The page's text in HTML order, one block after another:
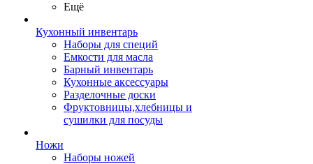
Ещё
Кухонный инвентарь
Наборы для специй
Емкости для масла
Барный инвентарь
Кухонные аксессуары
Разделочные доски
Фруктовницы,хлебницы и
сушилки для посуды
Ножи
Наборы ножей